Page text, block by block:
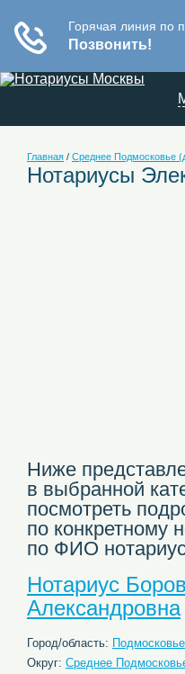
Главная / Среднее Подмосковье
Нотариусы
Ниже
в выбранной
посмотреть
по конкретному
по ФИО
Нотариус
Александровна
Город/область: Подмосковье
Округ: Среднее